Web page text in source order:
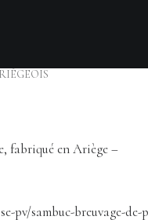
fabriqué en Ariège –
pv/sambuc-breuvage-de-